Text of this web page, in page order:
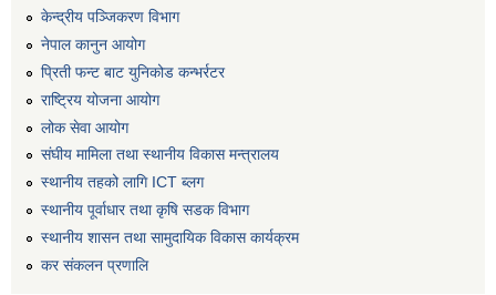
केन्द्रीय पञ्जिकरण विभाग
नेपाल कानुन आयोग
प्रिती फन्ट बाट युनिकोड कन्भर्रटर
राष्ट्रिय योजना आयोग
लोक सेवा आयोग
संघीय मामिला तथा स्थानीय विकास मन्त्रालय
स्थानीय तहको लागि ICT ब्लग
स्थानीय पूर्वाधार तथा कृषि सडक विभाग
स्थानीय शासन तथा सामुदायिक विकास कार्यक्रम
कर स‌ंकलन प्रणालि